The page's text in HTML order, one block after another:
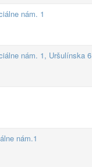
nám. 1
nám. 1, Uršulínska 6
nám.1